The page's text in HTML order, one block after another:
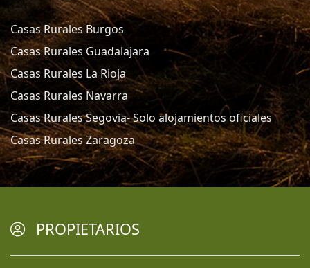
Casas Rurales Burgos
Casas Rurales Guadalajara
Casas Rurales La Rioja
Casas Rurales Navarra
Casas Rurales Segovia- Solo alojamientos oficiales
Casas Rurales Zaragoza
PROPIETARIOS